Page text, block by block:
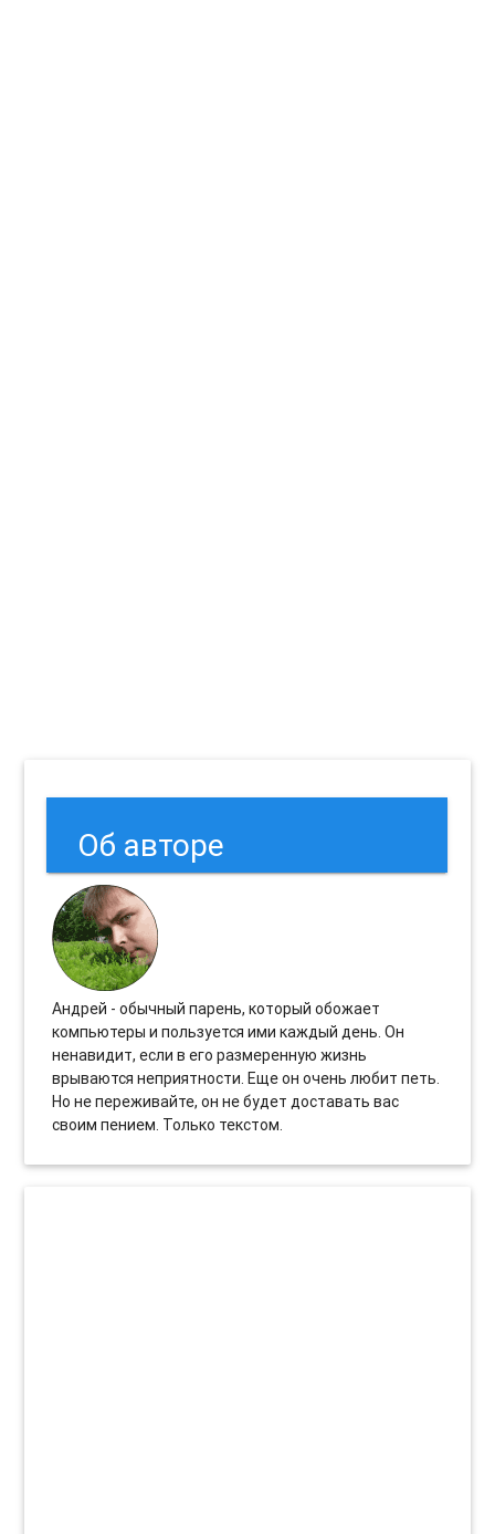
Об авторе
Андрей - обычный парень, который обожает
компьютеры и пользуется ими каждый день. Он
ненавидит, если в его размеренную жизнь
врываются неприятности. Еще он очень любит петь.
Но не переживайте, он не будет доставать вас
своим пением. Только текстом.